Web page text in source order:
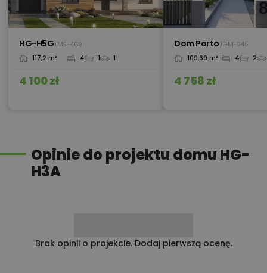
Przydomowa oczyszczalnia
ścieków
450,00 zł
Płyta styropianowa na wymiar 450,00 zł
Rekuperacja
HG-H5GTMS-469
117,2 m² 4 1 1
4 100 zł
Dom PortoTGM-945
109,69 m² 4 2
4 758 zł
Opinie do projektu domu HG-
H3A
Brak opinii o projekcie. Dodaj pierwszą ocenę.